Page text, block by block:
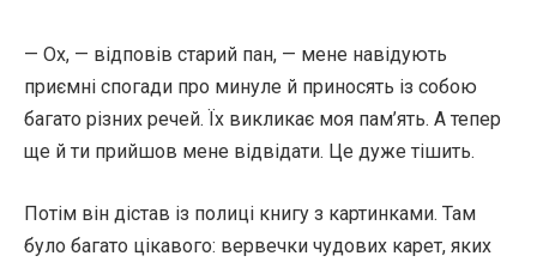
— Ох, — відповів старий пан, — мене навідують
приємні спогади про минуле й приносять із собою
багато різних речей. Їх викликає моя пам’ять. А тепер
ще й ти прийшов мене відвідати. Це дуже тішить.
Потім він дістав із полиці книгу з картинками. Там
було багато цікавого: вервечки чудових карет, яких